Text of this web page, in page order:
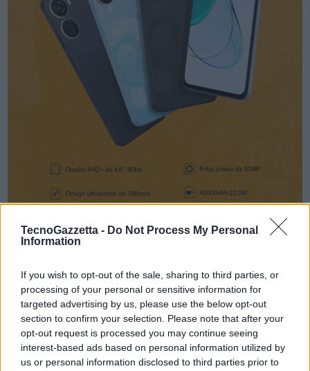
TecnoGazzetta - Do Not Process My Personal
Information
If you wish to opt-out of the sale, sharing to third parties, or
processing of your personal or sensitive information for
targeted advertising by us, please use the below opt-out
section to confirm your selection. Please note that after your
opt-out request is processed you may continue seeing
interest-based ads based on personal information utilized by
us or personal information disclosed to third parties prior to
ZTE Blade V50 Design 5G ha un display FHD+ da 6.6 pollici con
refresh rate da 90 Hz, che consente una visione fluida e colori vivaci.
Camera
ZTE Blade V50 Design 5G è dotato di fotocamera posteriore